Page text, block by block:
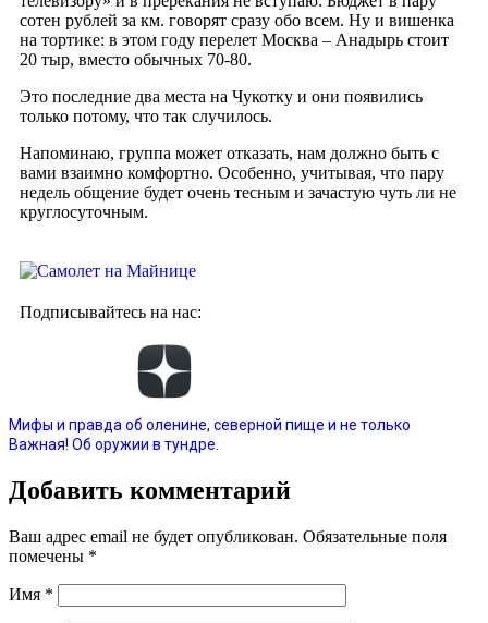
сотен рублей за км. говорят сразу обо всем. Ну и вишенка
на тортике: в этом году перелет Москва – Анадырь стоит
20 тыр, вместо обычных 70-80.
Это последние два места на Чукотку и они появились
только потому, что так случилось.
Напоминаю, группа может отказать, нам должно быть с
вами взаимно комфортно. Особенно, учитывая, что пару
недель общение будет очень тесным и зачастую чуть ли не
круглосуточным.
Подписывайтесь на нас:
Мифы и правда об оленине, северной пище и не только
Важная! Об оружии в тундре.
Добавить комментарий
Ваш адрес email не будет опубликован. Обязательные поля
помечены *
Имя *